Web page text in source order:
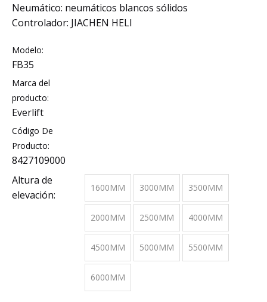
Neumático: neumáticos blancos sólidos
Controlador: JIACHEN HELI
Modelo:
FB35
Marca del
producto:
Everlift
Código De
Producto:
8427109000
Altura de
elevación:
1600MM 3000MM 3500MM
2000MM 2500MM 4000MM
4500MM 5000MM 5500MM
6000MM